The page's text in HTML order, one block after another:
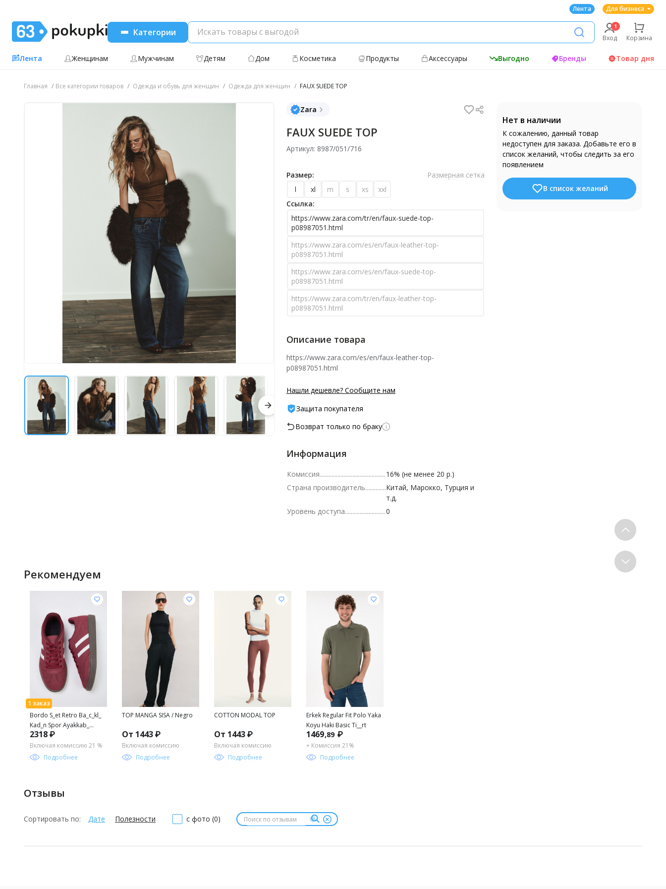
Лента Для бизнеса
Категории
Вход Корзина
Лента Женщинам Мужчинам Детям Дом Косметика Продукты Аксессуары Выгодно Бренды Товар дня
Главная Все категории товаров Одежда и обувь для женщин Одежда для женщин FAUX SUEDE TOP
Zara
FAUX SUEDE TOP
Артикул: 8987/051/716
Размер:
Размерная сетка
l
xl m s xs
xxl
Ссылка:
https://www.zara.com/tr/en/faux-suede-top-
p08987051.html
https://www.zara.com/es/en/faux-leather-top-
p08987051.html
https://www.zara.com/es/en/faux-suede-top-
p08987051.html
https://www.zara.com/tr/en/faux-leather-top-
p08987051.html
Нет в наличии
К сожалению, данный товар
недоступен для заказа. Добавьте его в
список желаний, чтобы следить за его
появлением
В список желаний
Описание товара
https://www.zara.com/es/en/faux-leather-top-
p08987051.html
Нашли дешевле? Сообщите нам
Защита покупателя
Возврат только по браку
Информация
Комиссия
16% (не менее 20 р.)
Страна производитель
Китай, Марокко, Турция и
т.д.
Уровень доступа
0
Рекомендуем
Bordo S_et Retro Ba_c_kl_
Kad_n Spor Ayakkab_
TAKAW25SN00005
2318 ₽
Включая комиссию 21 %
Подробнее
TOP MANGA SISA / Negro
От 1443 ₽
Включая комиссию
Подробнее
COTTON MODAL TOP
От 1443 ₽
Включая комиссию
Подробнее
Erkek Regular Fit Polo Yaka
Koyu Haki Basic Ti__rt
1469,89 ₽
+ Комиссия 21%
Подробнее
Отзывы
Сортировать по: Дате Полезности с фото (0)